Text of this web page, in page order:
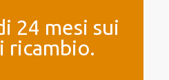
24 mesi sui
ricambio.